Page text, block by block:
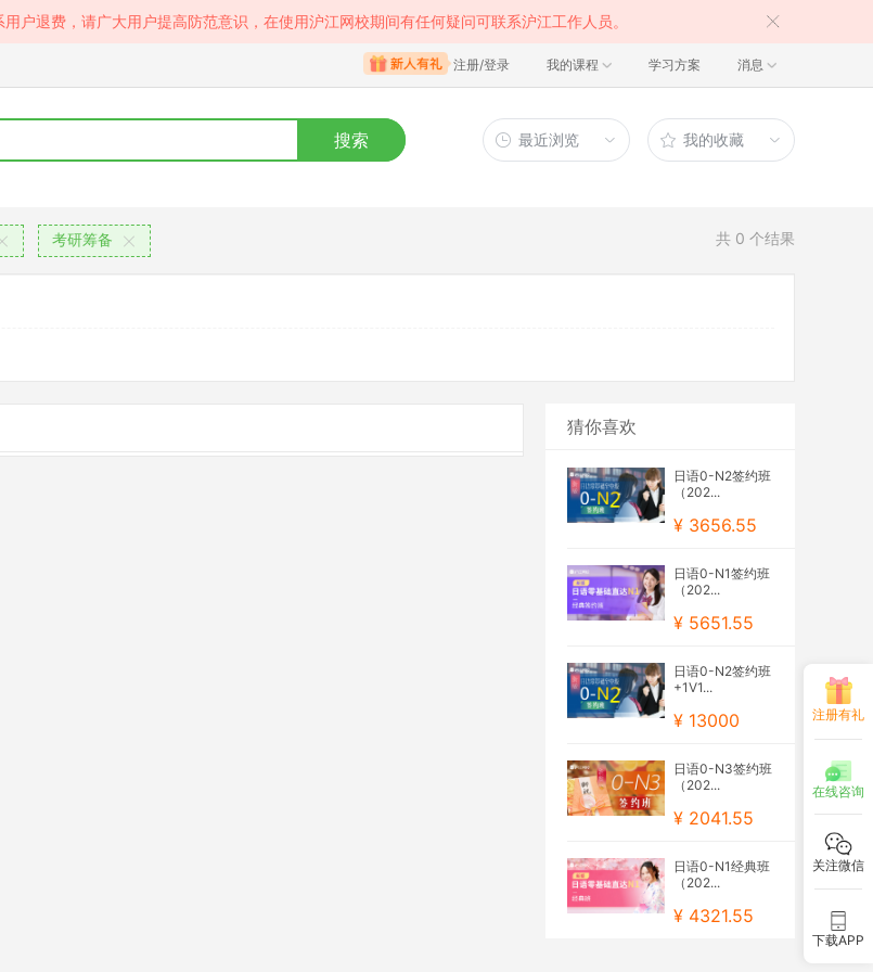
户退费，请广大用户提高防范意识，在使用沪江网校期间有任何疑问可联系沪江工作人员。
注册/登录 我的课程 学习方案 消息
搜索 最近浏览 我的收藏
考研筹备 共 0 个结果
猜你喜欢
日语0-N2签约班
（202...
¥ 3656.55
日语0-N1签约班
（202...
¥ 5651.55
日语0-N2签约班
+1V1...
¥ 13000
日语0-N3签约班
（202...
¥ 2041.55
日语0-N1经典班
（202...
¥ 4321.55
注册有礼
在线咨询
关注微信
下载APP